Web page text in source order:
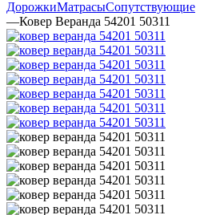
ДорожкиМатрасыСопутствующие
—Ковер Веранда 54201 50311